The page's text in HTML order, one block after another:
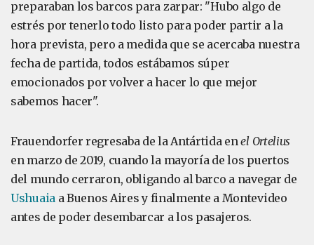
preparaban los barcos para zarpar: "Hubo algo de
estrés por tenerlo todo listo para poder partir a la
hora prevista, pero a medida que se acercaba nuestra
fecha de partida, todos estábamos súper
emocionados por volver a hacer lo que mejor
sabemos hacer".
Frauendorfer regresaba de la Antártida enel Ortelius
en marzo de 2019, cuando la mayoría de los puertos
del mundo cerraron, obligando al barco a navegar de
Ushuaiaa Buenos Aires y finalmente a Montevideo
antes de poder desembarcar a los pasajeros.